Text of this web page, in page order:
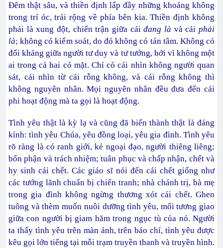
Đêm thật sâu, và thiền định lấp đầy những khoảng không
trong trí óc, trải rộng về phía bên kia. Thiền định không
phải là xung đột, chiến trận giữa cáiđang là và cáiphải
là; không có kiểm soát, do đó không có tán tâm. Không có
đối kháng giữa người tư duy và tư tưởng, bởi vì không một
ai trong cả hai có mặt. Chỉ có cái nhìn không người quan
sát, cái nhìn từ cái rỗng không, và cái rỗng không thì
không nguyên nhân. Mọi nguyên nhân đều đưa đến cái
phi hoạt động mà ta gọi là hoạt động.
Tình yêu thật là kỳ lạ và cũng đã biến thành thật là đáng
kính: tình yêu Chúa, yêu đồng loại, yêu gia đình. Tình yêu
rõ ràng là có ranh giới, kẻ ngoại đạo, người thiêng liêng;
bổn phận và trách nhiệm; tuân phục và chấp nhận, chết và
hy sinh cái chết. Các giáo sĩ nói đến cái chết giống như
các tướng lãnh chuẩn bị chiến tranh; nhà chánh trị, bà mẹ
trong gia đình không ngừng thương xót cái chết. Ghen
tuông và thèm muốn nuôi dưỡng tình yêu, mối tương giao
giữa con người bị giam hãm trong ngục tù của nó. Người
ta thấy tình yêu trên màn ảnh, trên báo chí, tình yêu được
kêu gọi lớn tiếng tại mỗi trạm truyền thanh và truyền hình.